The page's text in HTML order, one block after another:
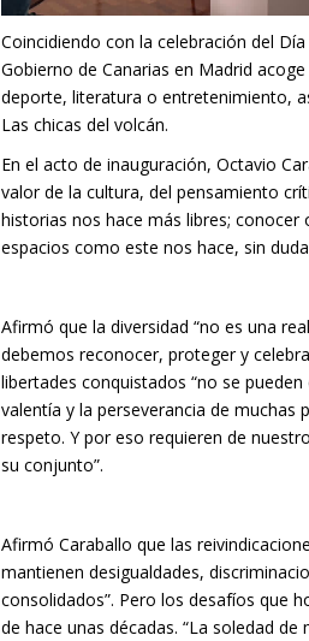
Coincidiendo con la celebración del
Gobierno de Canarias en Madrid acoge
deporte, literatura o entretenimiento,
Las chicas del volcán.
En el acto de inauguración, Octavio
valor de la cultura, del pensamiento
historias nos hace más libres;
espacios como este nos hace, sin
Afirmó que la diversidad “no es una
debemos reconocer, proteger y
libertades conquistados “no se
valentía y la perseverancia de muchas
respeto. Y por eso requieren de
su conjunto”.
Afirmó Caraballo que las
mantienen desigualdades,
consolidados”. Pero los desafíos que
de hace unas décadas. “La soledad